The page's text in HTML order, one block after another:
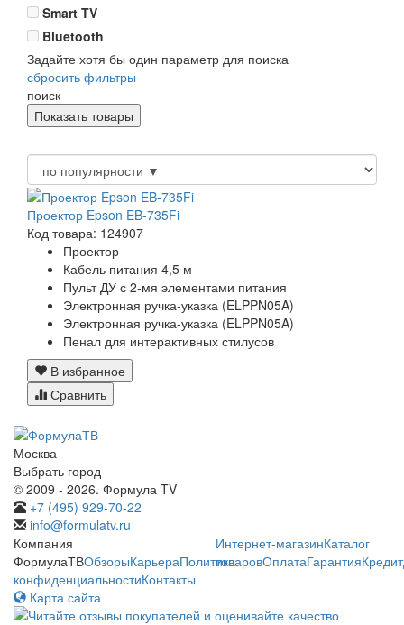
Smart TV
Bluetooth
Задайте хотя бы один параметр для поиска
сбросить фильтры
поиск
Проектор Epson EB-735Fi
Код товара: 124907
Проектор
Кабель питания 4,5 м
Пульт ДУ с 2-мя элементами питания
Электронная ручка-указка (ELPPN05A)
Электронная ручка-указка (ELPPN05A)
Пенал для интерактивных стилусов
В избранное
Сравнить
Москва
Выбрать город
© 2009 - 2026. Формула TV
+7 (495) 929-70-22
info@formulatv.ru
Компания
ФормулаТВОбзорыКарьераПолитика
конфиденциальностиКонтакты
Интернет-магазинКаталог
товаровОплатаГарантияКредит
Карта сайта